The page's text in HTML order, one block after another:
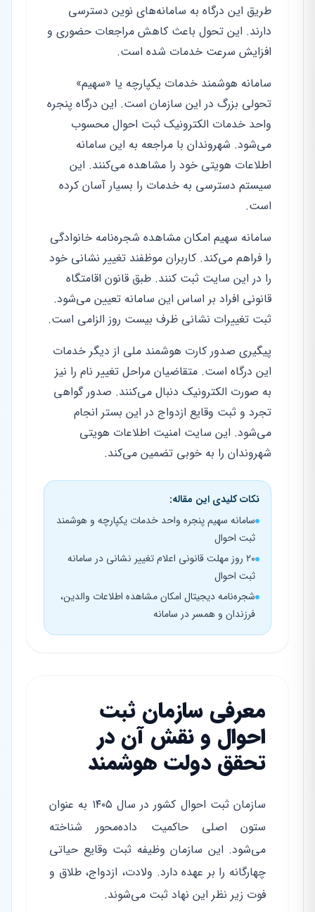
طریق این درگاه به سامانه‌های نوین دسترسی
دارند. این تحول باعث کاهش مراجعات حضوری و
افزایش سرعت خدمات شده است.
سامانه هوشمند خدمات یکپارچه یا «سهیم»
تحولی بزرگ در این سازمان است. این درگاه پنجره
واحد خدمات الکترونیک ثبت احوال محسوب
می‌شود. شهروندان با مراجعه به این سامانه
اطلاعات هویتی خود را مشاهده می‌کنند. این
سیستم دسترسی به خدمات را بسیار آسان کرده
است.
سامانه سهیم امکان مشاهده شجره‌نامه خانوادگی
را فراهم می‌کند. کاربران موظفند تغییر نشانی خود
را در این سایت ثبت کنند. طبق قانون اقامتگاه
قانونی افراد بر اساس این سامانه تعیین می‌شود.
ثبت تغییرات نشانی ظرف بیست روز الزامی است.
پیگیری صدور کارت هوشمند ملی از دیگر خدمات
این درگاه است. متقاضیان مراحل تغییر نام را نیز
به صورت الکترونیک دنبال می‌کنند. صدور گواهی
تجرد و ثبت وقایع ازدواج در این بستر انجام
می‌شود. این سایت امنیت اطلاعات هویتی
شهروندان را به خوبی تضمین می‌کند.
نکات کلیدی این مقاله:
سامانه سهیم پنجره واحد خدمات یکپارچه و هوشمند
ثبت احوال
۲۰ روز مهلت قانونی اعلام تغییر نشانی در سامانه
ثبت احوال
شجره‌نامه دیجیتال امکان مشاهده اطلاعات والدین،
فرزندان و همسر در سامانه
معرفی سازمان ثبت
احوال و نقش آن در
تحقق دولت هوشمند
سازمان ثبت احوال کشور در سال ۱۴۰۵ به عنوان
ستون اصلی حاکمیت داده‌محور شناخته
می‌شود. این سازمان وظیفه ثبت وقایع حیاتی
چهارگانه را بر عهده دارد. ولادت، ازدواج، طلاق و
فوت زیر نظر این نهاد ثبت می‌شوند.